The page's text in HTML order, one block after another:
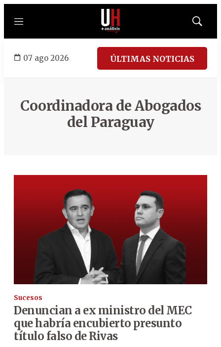
Menú
Mostrar
07 ago 2026 ÚLTIMAS NOTICIAS
Coordinadora de Abogados
del Paraguay
Sucesos
Denuncian a ex ministro del MEC
que habría encubierto presunto
título falso de Rivas